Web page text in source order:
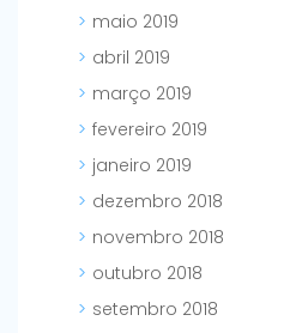
maio 2019
abril 2019
março 2019
fevereiro 2019
janeiro 2019
dezembro 2018
novembro 2018
outubro 2018
setembro 2018